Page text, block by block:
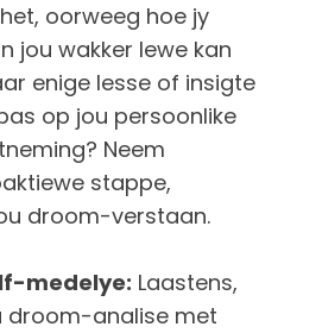
oorweeg hoe jy
jou wakker lewe kan
enige lesse of insigte
op jou persoonlike
Neem
stappe,
droom-verstaan.
medelye: Laastens,
droom-analise met